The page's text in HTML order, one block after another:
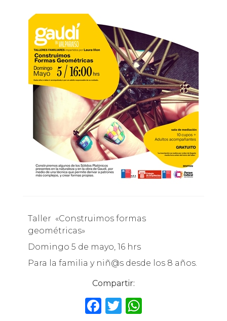
Taller «Construimos formas
geométricas»
Domingo 5 de mayo, 16 hrs
Para la familia y niñ@s desde los 8 años.
Compartir:
F T W